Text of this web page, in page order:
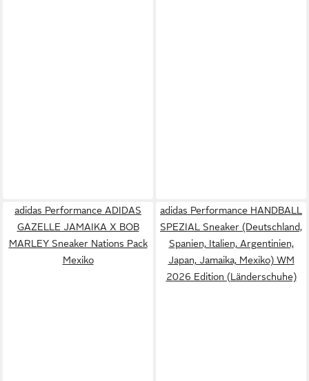
adidas Performance ADIDAS
GAZELLE JAMAIKA X BOB
MARLEY Sneaker Nations Pack
Mexiko
adidas Performance HANDBALL
SPEZIAL Sneaker (Deutschland,
Spanien, Italien, Argentinien,
Japan, Jamaika, Mexiko) WM
2026 Edition (Länderschuhe)